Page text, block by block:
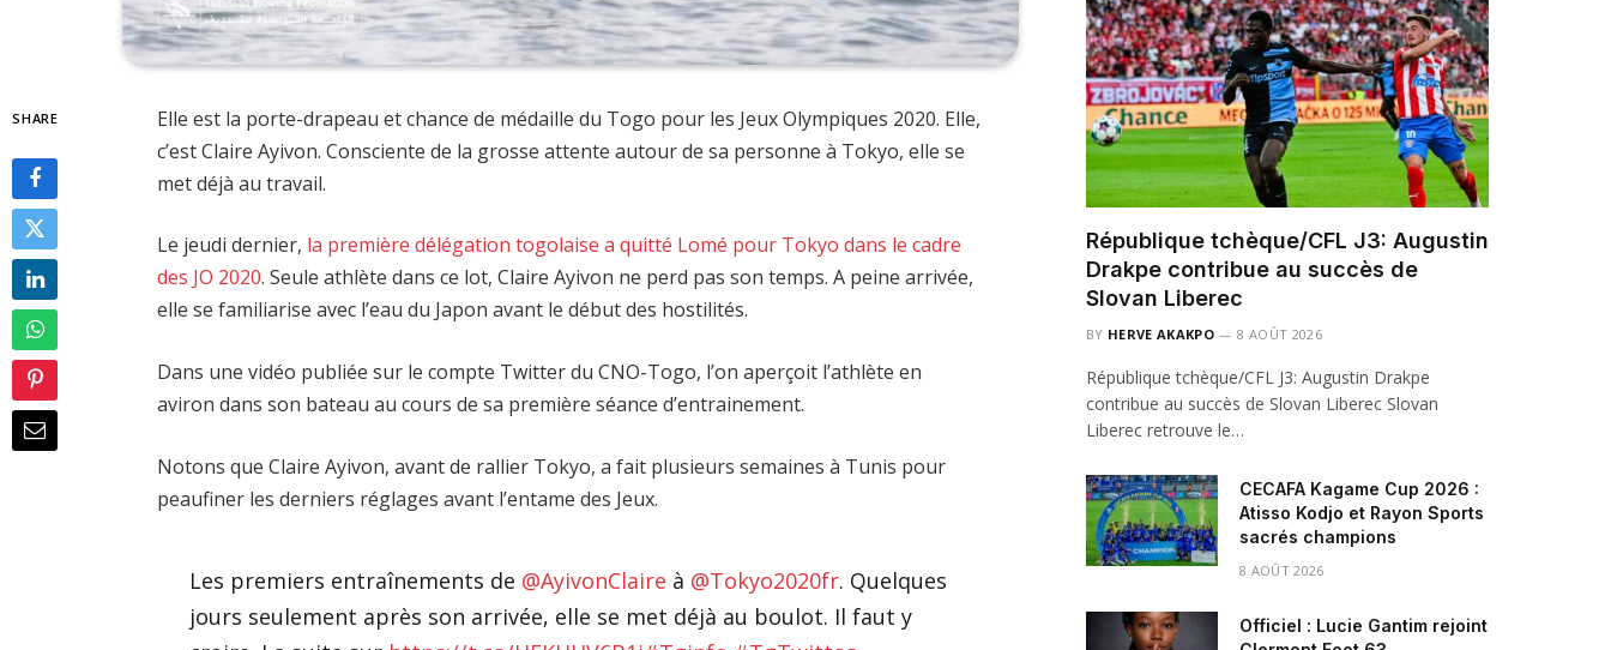
SHARE
Elle est la porte-drapeau et chance de médaille du Togo pour les Jeux Olympiques 2020. Elle,
c’est Claire Ayivon. Consciente de la grosse attente autour de sa personne à Tokyo, elle se
met déjà au travail.
Le jeudi dernier, la première délégation togolaise a quitté Lomé pour Tokyo dans le cadre
des JO 2020. Seule athlète dans ce lot, Claire Ayivon ne perd pas son temps. A peine arrivée,
elle se familiarise avec l’eau du Japon avant le début des hostilités.
Dans une vidéo publiée sur le compte Twitter du CNO-Togo, l’on aperçoit l’athlète en
aviron dans son bateau au cours de sa première séance d’entrainement.
Notons que Claire Ayivon, avant de rallier Tokyo, a fait plusieurs semaines à Tunis pour
peaufiner les derniers réglages avant l’entame des Jeux.
Les premiers entraînements de @AyivonClaire à @Tokyo2020fr. Quelques
jours seulement après son arrivée, elle se met déjà au boulot. Il faut y
République tchèque/CFL J3: Augustin
Drakpe contribue au succès de
Slovan Liberec
BY HERVE AKAKPO 8 AOÛT 2026
République tchèque/CFL J3: Augustin Drakpe
contribue au succès de Slovan Liberec Slovan
Liberec retrouve le…
CECAFA Kagame Cup 2026 :
Atisso Kodjo et Rayon Sports
sacrés champions
8 AOÛT 2026
Officiel : Lucie Gantim rejoint